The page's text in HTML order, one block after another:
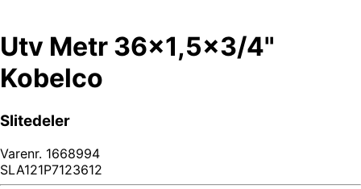
Utv Metr 36x1,5x3/4"
Kobelco
Slitedeler
Varenr. 1668994
SLA121P7123612